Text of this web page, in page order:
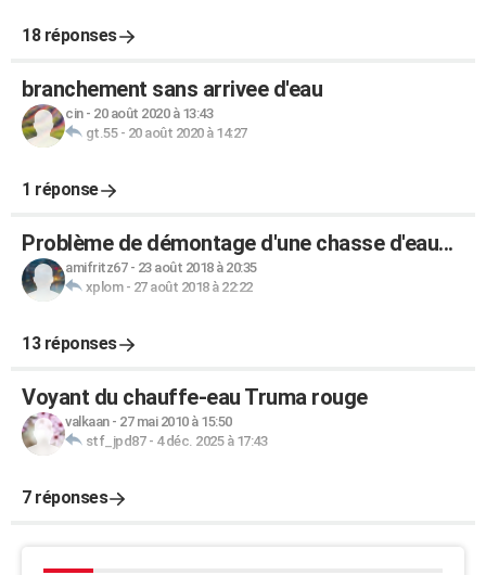
18 réponses
branchement sans arrivee d'eau
cin- 20 août 2020 à 13:43
gt.55- 20 août 2020 à 14:27
1 réponse
Problème de démontage d'une chasse d'eau...
amifritz67- 23 août 2018 à 20:35
xplom- 27 août 2018 à 22:22
13 réponses
Voyant du chauffe-eau Truma rouge
valkaan- 27 mai 2010 à 15:50
stf_jpd87- 4 déc. 2025 à 17:43
7 réponses